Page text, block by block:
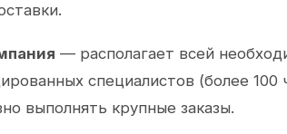
— располагает всей
специалистов (более 100
выполнять крупные заказы.